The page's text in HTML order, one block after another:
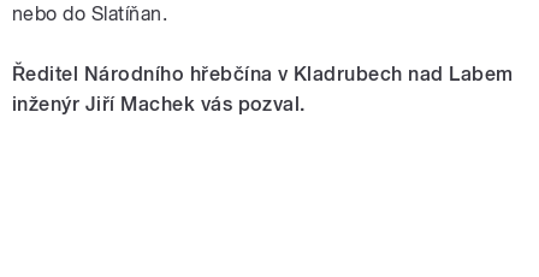
nebo do Slatíňan.
Ředitel Národního hřebčína v Kladrubech nad Labem
inženýr Jiří Machek vás pozval.